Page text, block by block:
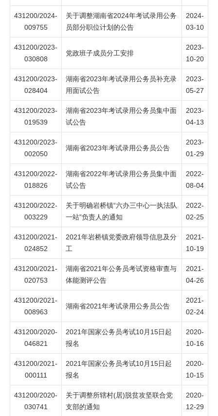
431200/2024-
009755
关于调整湖南省2024年考试录用公务
员部分职位计划的公告
2024-
03-10
431200/2023-
030808
党政班子成员分工安排
2023-
10-20
431200/2023-
028404
湖南省2023年考试录用公务员补充录
用面试公告
2023-
05-27
431200/2023-
019539
湖南省2023年考试录用公务员集中面
试公告
2023-
04-13
431200/2023-
002050
湖南省2023年考试录用公务员公告
2023-
01-29
431200/2022-
018826
湖南省2022年考试录用公务员集中面
试公告
2022-
08-04
431200/2022-
003229
关于明确岩桥镇“六办三中心一执法队
一站”负责人的通知
2022-
02-25
431200/2021-
024852
2021年岩桥镇党委政府领导信息及分
工
2021-
10-19
431200/2021-
020753
湖南省2021年公务员考试资格审查与
体能测评公告
2021-
04-26
431200/2021-
008963
湖南省2021年考试录用公务员公告
2021-
02-24
431200/2020-
046821
2021年国家公务员考试10月15日起
报名
2020-
10-16
431200/2021-
000111
2021年国家公务员考试10月15日起
报名
2020-
10-15
431200/2020-
030741
关于调整所辖村(居)脱贫攻坚联合党
支部的通知
2020-
12-29